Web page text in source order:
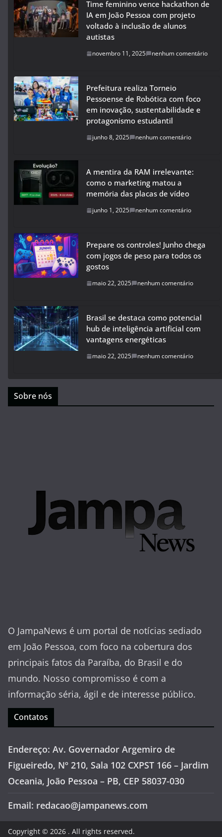
Time feminino vence hackathon de
IA em João Pessoa com projeto
voltado à inclusão de alunos
autistas
novembro 11, 2025 nenhum comentário
Prefeitura realiza Torneio
Pessoense de Robótica com foco
em inovação, sustentabilidade e
protagonismo estudantil
junho 8, 2025 nenhum comentário
A mentira da RAM irrelevante:
como o marketing matou a
memória das placas de vídeo
junho 1, 2025 nenhum comentário
Prepare os controles! Junho chega
com jogos de peso para todos os
gostos
maio 22, 2025 nenhum comentário
Brasil se destaca como potencial
hub de inteligência artificial com
vantagens energéticas
maio 22, 2025 nenhum comentário
Sobre nós
O JampaNews é um portal de notícias sediado
em João Pessoa, com foco na cobertura dos
principais fatos da Paraíba, do Brasil e do
mundo. Nosso compromisso é com a
informação séria, ágil e de interesse público.
Contatos
Endereço: Av. Governador Argemiro de
Figueiredo, Nº 210, Sala 102 CXPST 166 – Jardim
Oceania, João Pessoa – PB, CEP 58037-030
Email: redacao@jampanews.com
Copyright © 2026 . All rights reserved.